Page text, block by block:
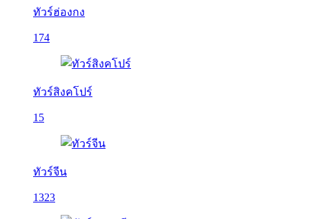
ทัวร์ฮ่องกง
174
ทัวร์สิงคโปร์
15
ทัวร์จีน
1323